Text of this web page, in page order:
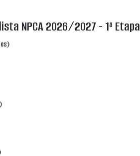
NPCA 2026/2027 - 1ª Etapa